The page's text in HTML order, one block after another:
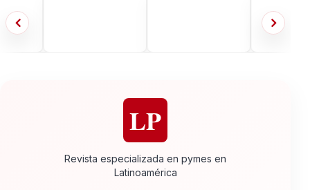
LP
Revista especializada en pymes en
Latinoamérica